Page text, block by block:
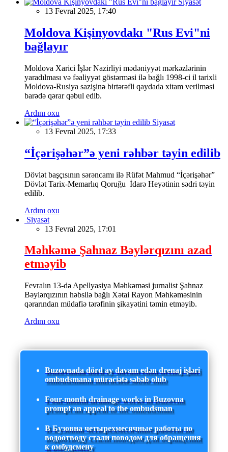
13 Fevral 2025, 17:40
Moldova Kişinyovdakı "Rus Evi"ni
bağlayır
Moldova Xarici İşlər Nazirliyi mədəniyyət mərkəzlərinin
yaradılması və fəaliyyət göstərməsi ilə bağlı 1998-ci il tarixli
Moldova-Rusiya sazişinə birtərəfli qaydada xitam verilməsi
barədə qərar qəbul edib.
Ardını oxu
Siyasət
13 Fevral 2025, 17:33
“İçərişəhər”ə yeni rəhbər təyin edilib
Dövlət başçısının sərəncamı ilə Rüfət Mahmud “İçərişəhər”
Dövlət Tarix-Memarlıq Qoruğu İdarə Heyətinin sədri təyin
edilib.
Ardını oxu
Siyasət
13 Fevral 2025, 17:01
Məhkəmə Şahnaz Bəylərqızını azad
etməyib
Fevralın 13-də Apellyasiya Məhkəməsi jurnalist Şahnaz
Bəylərqızının həbsilə bağlı Xətai Rayon Məhkəməsinin
qərarından müdafiə tərəfinin şikayətini təmin etməyib.
Ardını oxu
Buzovnada dörd ay davam edən drenaj işləri
ombudsmana müraciətə səbəb olub
Four-month drainage works in Buzovna
prompt an appeal to the ombudsman
В Бузовна четырехмесячные работы по
водоотводу стали поводом для обращения
к омбудсмену